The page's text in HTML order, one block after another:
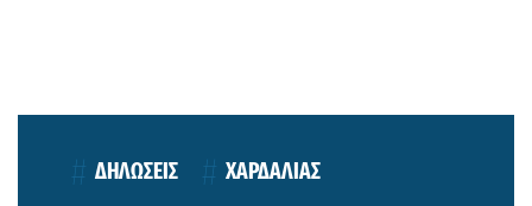
ΔΗΛΩΣΕΙΣ ΧΑΡΔΑΛΙΑΣ